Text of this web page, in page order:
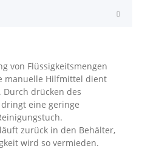
von Flüssigkeitsmengen
manuelle Hilfmittel dient
Durch drücken des
eine geringe
zurück in den Behälter,
wird so vermieden.